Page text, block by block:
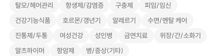
탈모/헤어관리
항생제/감염증 구충제
피임/임신
건강기능식품
호르몬/갱년기 알레르기
수면/멘탈 케어
진통제/두통
여성건강 성인병 금연치료
위장/간/소화기
알츠하이머
항암제 병/증상(기타)